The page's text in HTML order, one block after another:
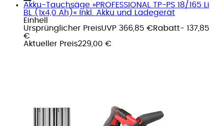
Akku-Tauchsäge »PROFESSIONAL TP-PS 18/165 Li
BL (1x4,0 Ah)« Inkl. Akku und Ladegerät
Einhell
Ursprünglicher PreisUVP 366,85 €Rabatt- 137,85
€
Aktueller Preis229,00 €